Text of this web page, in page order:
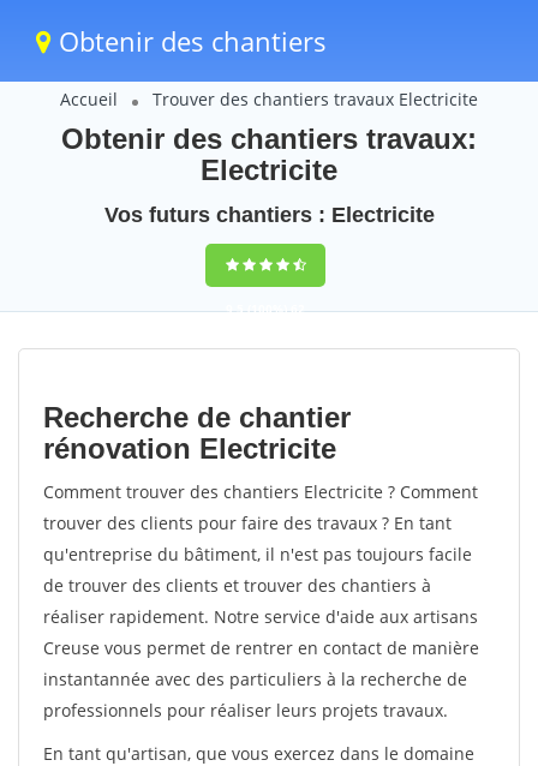
Obtenir des chantiers
Accueil Trouver des chantiers travaux Electricite
Obtenir des chantiers travaux:
Electricite
Vos futurs chantiers : Electricite
9,5(100%)62
votes
Recherche de chantier
rénovation Electricite
Comment trouver des chantiers Electricite ? Comment
trouver des clients pour faire des travaux ? En tant
qu'entreprise du bâtiment, il n'est pas toujours facile
de trouver des clients et trouver des chantiers à
réaliser rapidement. Notre service d'aide aux artisans
Creuse vous permet de rentrer en contact de manière
instantannée avec des particuliers à la recherche de
professionnels pour réaliser leurs projets travaux.
En tant qu'artisan, que vous exercez dans le domaine